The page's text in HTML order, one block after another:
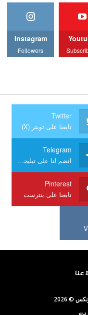
Instagram
Followers
Twitter
تابعنا على تويتر (X)
Telegram
انضم لنا على تيليجرام
Pinterest
تابعنا على بنترست
عنا
© 2026